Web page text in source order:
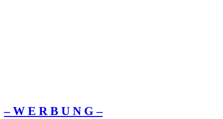
– W Ε R Β U Ν G –